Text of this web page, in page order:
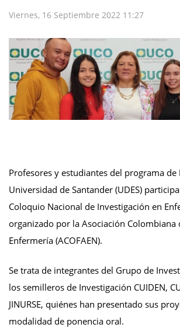
Viernes, 16 Septiembre 2022 11:27
Profesores y estudiantes del programa de
Universidad de Santander (UDES)
Coloquio Nacional de Investigación en
organizado por la Asociación Colombiana
Enfermería (ACOFAEN).
Se trata de integrantes del Grupo de
los semilleros de Investigación CUIDEN,
JINURSE, quiénes han presentado sus
modalidad de ponencia oral.